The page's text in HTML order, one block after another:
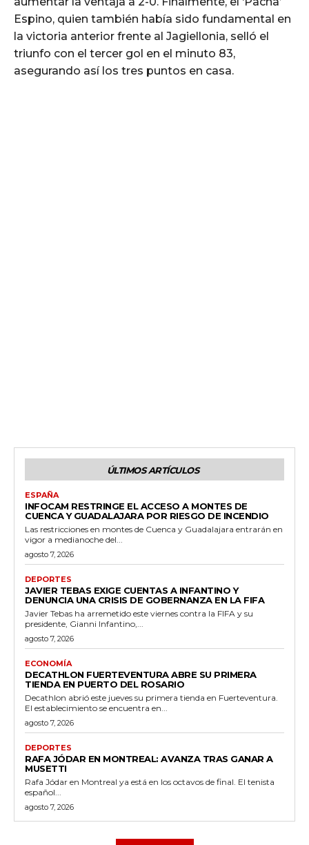
Espino, quien también había sido fundamental en
la victoria anterior frente al Jagiellonia, selló el
triunfo con el tercer gol en el minuto 83,
asegurando así los tres puntos en casa.
ÚLTIMOS ARTÍCULOS
ESPAÑA
INFOCAM RESTRINGE EL ACCESO A MONTES DE
CUENCA Y GUADALAJARA POR RIESGO DE INCENDIO
Las restricciones en montes de Cuenca y Guadalajara entrarán en
vigor a medianoche del...
agosto 7, 2026
DEPORTES
JAVIER TEBAS EXIGE CUENTAS A INFANTINO Y
DENUNCIA UNA CRISIS DE GOBERNANZA EN LA FIFA
Javier Tebas ha arremetido este viernes contra la FIFA y su
presidente, Gianni Infantino,...
agosto 7, 2026
ECONOMÍA
DECATHLON FUERTEVENTURA ABRE SU PRIMERA
TIENDA EN PUERTO DEL ROSARIO
Decathlon abrió este jueves su primera tienda en Fuerteventura.
El establecimiento se encuentra en...
agosto 7, 2026
DEPORTES
RAFA JÓDAR EN MONTREAL: AVANZA TRAS GANAR A
MUSETTI
Rafa Jódar en Montreal ya está en los octavos de final. El tenista
español...
agosto 7, 2026